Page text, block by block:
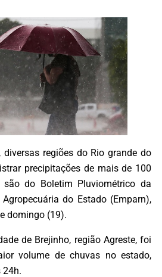
regiões do Rio grande do
precipitações de mais de 100
do Boletim Pluviométrico da
do Estado (Emparn),
domingo (19).
de Brejinho, região Agreste, foi
volume de chuvas no estado,
24h.